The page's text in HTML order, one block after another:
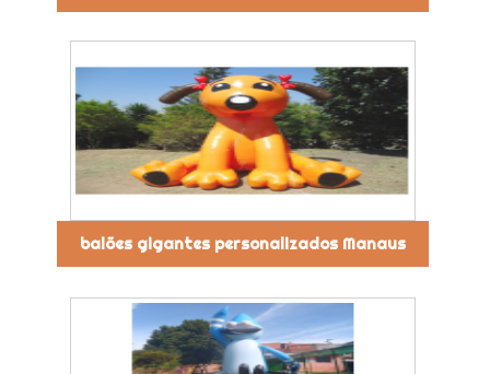
balões gigantes personalizados Manaus